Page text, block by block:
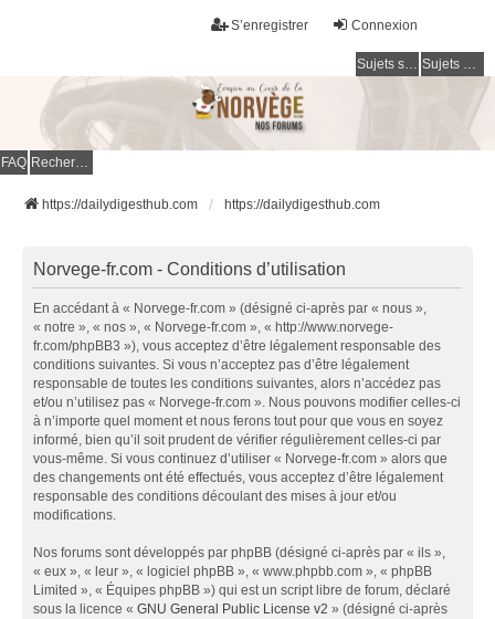
Connexion
S’enregistrer
Sujets sans réponse Sujets actifs
FAQ Rechercher
https://dailydigesthub.com https://dailydigesthub.com
Norvege-fr.com - Conditions d’utilisation
En accédant à « Norvege-fr.com » (désigné ci-après par « nous »,
« notre », « nos », « Norvege-fr.com », « http://www.norvege-
fr.com/phpBB3 »), vous acceptez d’être légalement responsable des
conditions suivantes. Si vous n’acceptez pas d’être légalement
responsable de toutes les conditions suivantes, alors n’accédez pas
et/ou n’utilisez pas « Norvege-fr.com ». Nous pouvons modifier celles-ci
à n’importe quel moment et nous ferons tout pour que vous en soyez
informé, bien qu’il soit prudent de vérifier régulièrement celles-ci par
vous-même. Si vous continuez d’utiliser « Norvege-fr.com » alors que
des changements ont été effectués, vous acceptez d’être légalement
responsable des conditions découlant des mises à jour et/ou
modifications.
Nos forums sont développés par phpBB (désigné ci-après par « ils »,
« eux », « leur », « logiciel phpBB », « www.phpbb.com », « phpBB
Limited », « Équipes phpBB ») qui est un script libre de forum, déclaré
sous la licence « GNU General Public License v2 » (désigné ci-après